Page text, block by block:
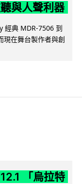
與人聲利器
經典 MDR-7506 到
現在舞台製作者與創
「烏拉特